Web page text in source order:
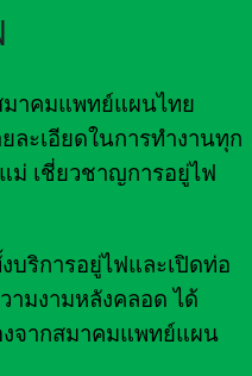
าคมแพทย์แผนไทย
ละเอียดในการทำงานทุก
เชี่ยวชาญการอยู่ไฟ
ริการอยู่ไฟและเปิดท่อ
ามงามหลังคลอด ได้
งจากสมาคมแพทย์แผน